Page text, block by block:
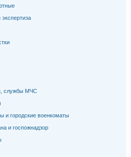
службы МЧС
и городские военкоматы
и госпожнадзор